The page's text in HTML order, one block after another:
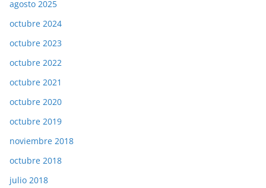
agosto 2025
octubre 2024
octubre 2023
octubre 2022
octubre 2021
octubre 2020
octubre 2019
noviembre 2018
octubre 2018
julio 2018